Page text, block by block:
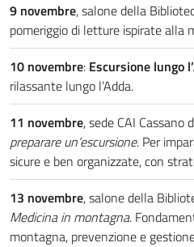
9 novembre, salone della
pomeriggio di letture ispirate alla
10 novembre: Escursione lungo
rilassante lungo l’Adda.
11 novembre, sede CAI Cassano
preparare un’escursione. Per
sicure e ben organizzate, con
13 novembre, salone della
Medicina in montagna.
montagna, prevenzione e